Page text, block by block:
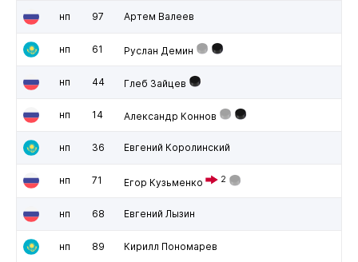
нп 97 Артем Валеев
нп 61 Руслан Демин
нп 44 Глеб Зайцев
нп 14 Александр Коннов
нп 36 Евгений Королинский
нп 71 Егор Кузьменко 2
нп 68 Евгений Лызин
нп 89 Кирилл Пономарев